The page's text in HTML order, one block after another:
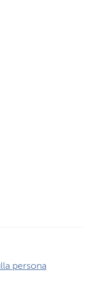
persona